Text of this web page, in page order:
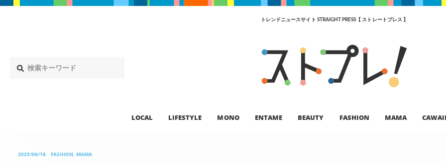
トレンドニュースサイト STRAIGHT PRESS【 ストレートプレス 】
LOCAL LIFESTYLE MONO ENTAME BEAUTY FASHION MAMA
2025/06/18 FASHION, MAMA